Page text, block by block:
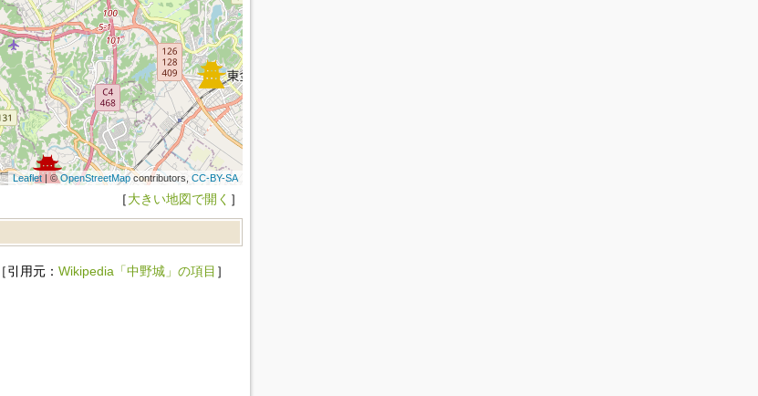
Leaflet| ©OpenStreetMapcontributors, CC-BY-SA
［大きい地図で開く ］
［引用元： Wikipedia「中野城」の項目 ］